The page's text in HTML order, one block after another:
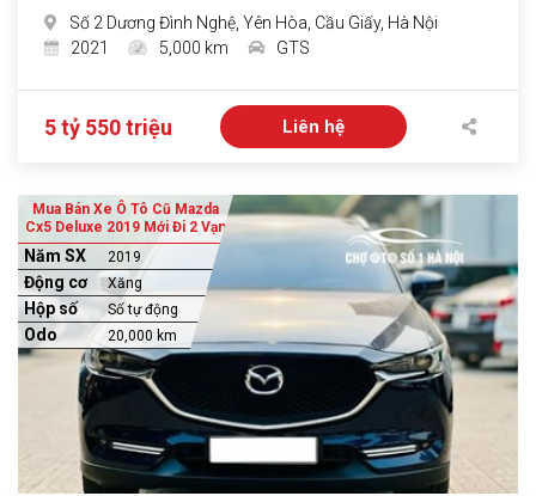
Số 2 Dương Đình Nghệ, Yên Hòa, Cầu Giấy, Hà Nội
2021
5,000 km GTS
5 tỷ 550 triệu Liên hệ
Mua Bán Xe Ô Tô Cũ Mazda
Cx5 Deluxe 2019 Mới Đi 2 Vạn
Năm SX 2019
Động cơ Xăng
Hộp số Số tự động
Odo 20,000 km